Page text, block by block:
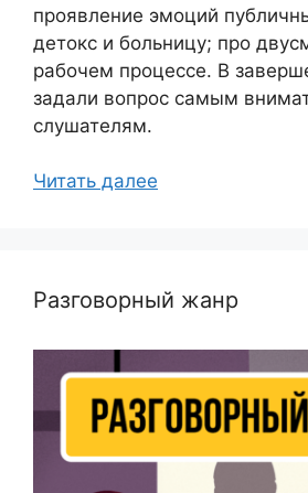
проявление эмоций
детокс и больницу; про
рабочем процессе. В
задали вопрос самым
слушателям.
Читать далее
Разговорный жанр